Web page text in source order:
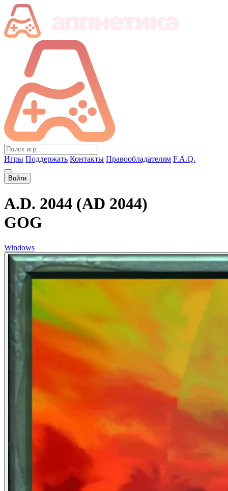
Игры Поддержать Контакты Правообладателям F.A.Q.
Войти
A.D. 2044 (AD 2044)
GOG
Windows